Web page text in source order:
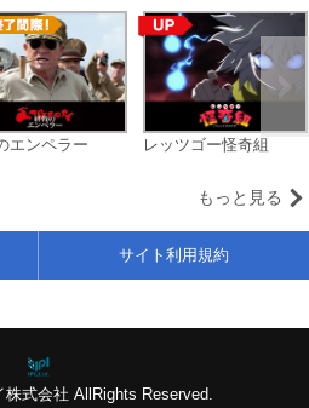
エンペラー レッツゴー怪奇組
もっと見る
式会社 AllRights Reserved.
サイト利用規約